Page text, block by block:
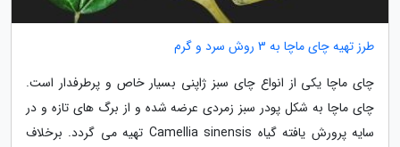
طرز تهیه چای ماچا به 3 روش سرد و گرم
چای ماچا یکی از انواع چای سبز ژاپنی بسیار خاص و پرطرفدار است.
چای ماچا به شکل پودر سبز زمردی عرضه شده و از برگ های تازه و در
سایه پرورش یافته گیاه Camellia sinensis تهیه می گردد. برخلاف